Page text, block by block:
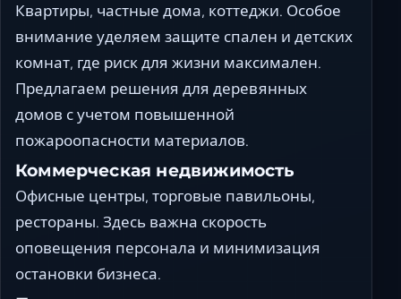
Квартиры, частные дома, коттеджи. Особое
внимание уделяем защите спален и детских
комнат, где риск для жизни максимален.
Предлагаем решения для деревянных
домов с учетом повышенной
пожароопасности материалов.
Коммерческая недвижимость
Офисные центры, торговые павильоны,
рестораны. Здесь важна скорость
оповещения персонала и минимизация
остановки бизнеса.